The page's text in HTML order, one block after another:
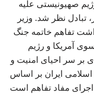
صهیونیستی علیه
تبادل نظر شد. وزیر
تفاهم خاتمه جنگ
آمریکا و رژیم
بر سر احیای امنیت و
ایران بر اساس
اجرای مفاد تفاهم است